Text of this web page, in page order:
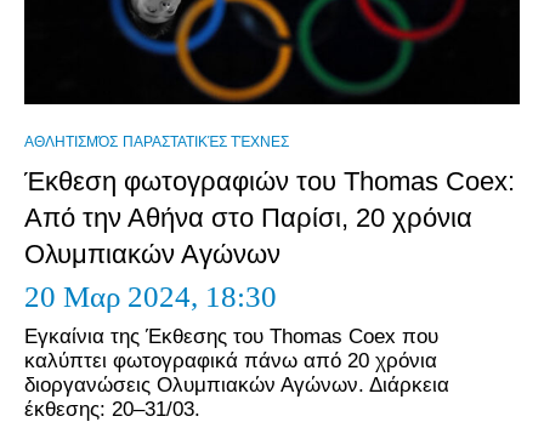
ΑΘΛΗΤΙΣΜΌΣ ΠΑΡΑΣΤΑΤΙΚΈΣ ΤΈΧΝΕΣ
Έκθεση φωτογραφιών του Thomas Coex:
Από την Αθήνα στο Παρίσι, 20 χρόνια
Ολυμπιακών Αγώνων
20 Μαρ 2024, 18:30
Εγκαίνια της Έκθεσης του Τhomas Coex που
καλύπτει φωτογραφικά πάνω από 20 χρόνια
διοργανώσεις Ολυμπιακών Αγώνων. Διάρκεια
έκθεσης: 20–31/03.